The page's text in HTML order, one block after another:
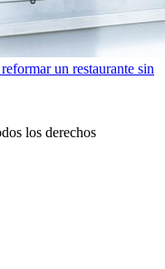
un restaurante sin
los derechos